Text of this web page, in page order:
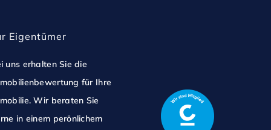
Eigentümer
uns erhalten Sie die
für Ihre
Wir beraten Sie
in einem perönlichem